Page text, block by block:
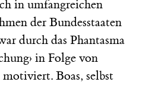
in umfangreichen
der Bundesstaaten
durch das Phantasma
in Folge von
Boas, selbst